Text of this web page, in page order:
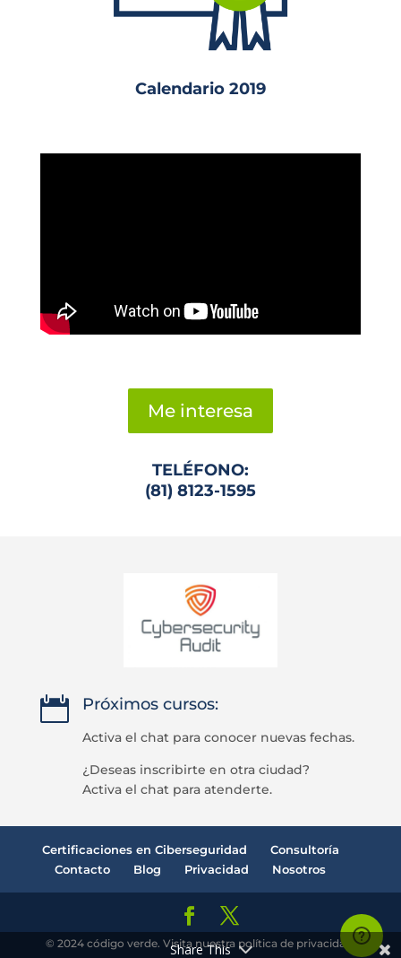
Calendario 2019
Me interesa
TELÉFONO:
(81) 8123-1595
 Próximos cursos:
Activa el chat para conocer nuevas fechas.
¿Deseas inscribirte en otra ciudad?
Activa el chat para atenderte.
Certificaciones en Ciberseguridad
Consultoría
Contacto
Blog Privacidad Nosotros
© 2024 código verde. Visita nuestra política de privacidad.
Share This